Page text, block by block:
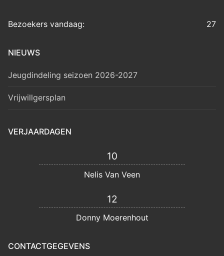
27
Bezoekers vandaag:
NIEUWS
Jeugdindeling seizoen 2026-2027
Vrijwillgersplan
VERJAARDAGEN
10
Nelis Van Veen
12
Donny Moerenhout
CONTACTGEGEVENS